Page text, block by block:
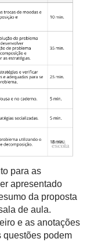
para as
apresentado
da proposta
de aula.
e as anotações
questões podem